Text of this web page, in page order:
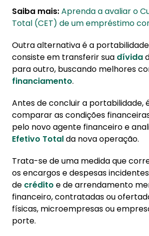
Saiba mais:Aprenda a avaliar o
Total (CET) de um empréstimo
Outra alternativa é a
consiste em transferir sua dívida
para outro, buscando melhores
financiamento.
Antes de concluir a portabilidade,
comparar as condições
pelo novo agente financeiro e
Efetivo Totalda nova operação.
Trata-se de uma medida que
os encargos e despesas
de crédito e de arrendamento
financeiro, contratadas ou
físicas, microempresas ou
porte.